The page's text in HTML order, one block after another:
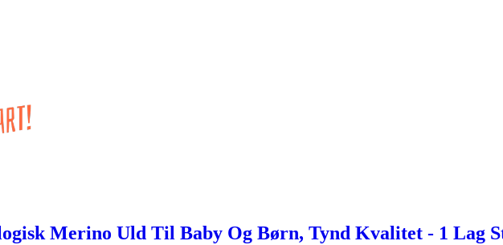
Merino Uld Til Baby Og Børn, Tynd Kvalitet - 1 Lag